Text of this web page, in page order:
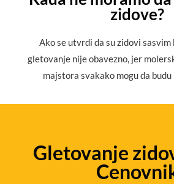
zidove?
Ako se utvrdi da su zidovi
gletovanje nije obavezno, jer
majstora svakako mogu da
Gletovanje